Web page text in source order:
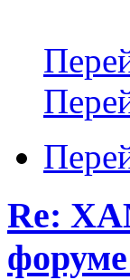
Re: